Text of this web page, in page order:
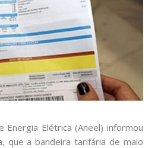
Energia Elétrica (Aneel) informou
que a bandeira tarifária de maio